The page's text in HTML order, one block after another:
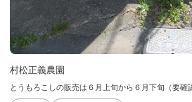
村松正義農園
とうもろこしの販売は６月上旬から６月下旬（要確